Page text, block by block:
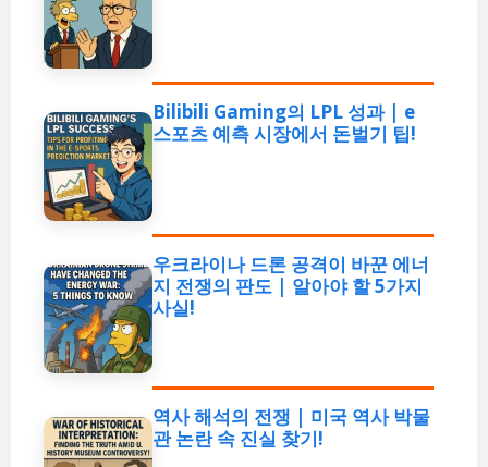
Bilibili Gaming의 LPL 성과 | e
스포츠 예측 시장에서 돈벌기 팁!
우크라이나 드론 공격이 바꾼 에너
지 전쟁의 판도 | 알아야 할 5가지
사실!
역사 해석의 전쟁 | 미국 역사 박물
관 논란 속 진실 찾기!